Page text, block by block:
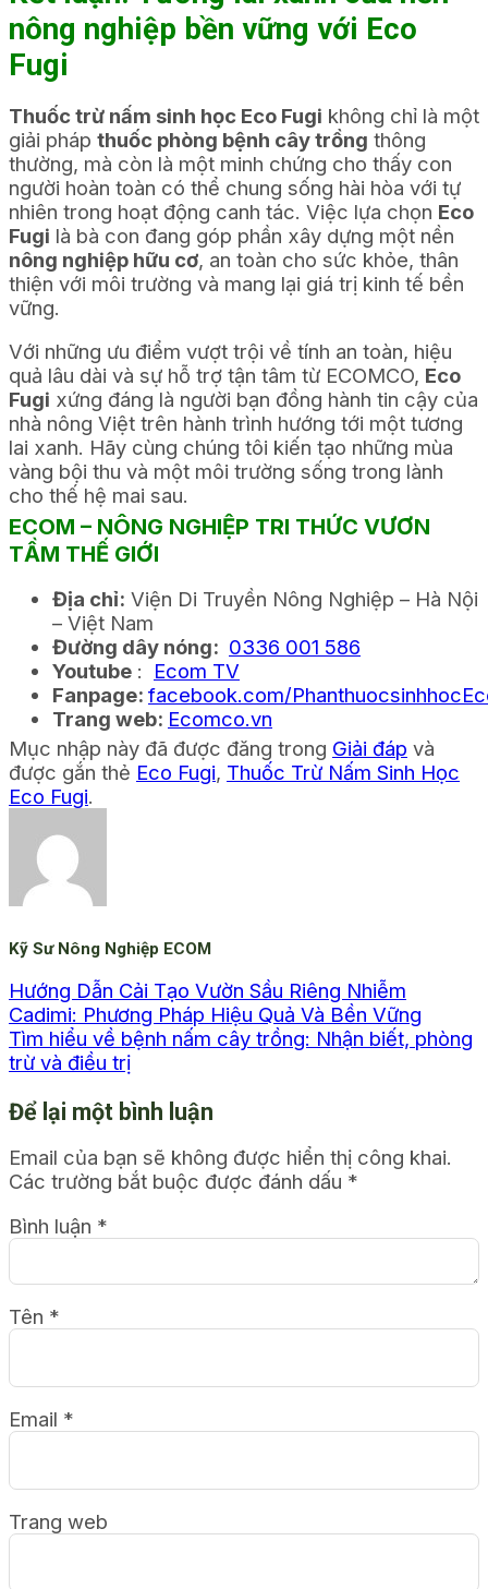
nông nghiệp bền vững với Eco
Fugi
Thuốc trừ nấm sinh học Eco Fugi không chỉ là một
giải pháp thuốc phòng bệnh cây trồng thông
thường, mà còn là một minh chứng cho thấy con
người hoàn toàn có thể chung sống hài hòa với tự
nhiên trong hoạt động canh tác. Việc lựa chọn Eco
Fugi là bà con đang góp phần xây dựng một nền
nông nghiệp hữu cơ, an toàn cho sức khỏe, thân
thiện với môi trường và mang lại giá trị kinh tế bền
vững.
Với những ưu điểm vượt trội về tính an toàn, hiệu
quả lâu dài và sự hỗ trợ tận tâm từ ECOMCO, Eco
Fugi xứng đáng là người bạn đồng hành tin cậy của
nhà nông Việt trên hành trình hướng tới một tương
lai xanh. Hãy cùng chúng tôi kiến tạo những mùa
vàng bội thu và một môi trường sống trong lành
cho thế hệ mai sau.
ECOM – NÔNG NGHIỆP TRI THỨC VƯƠN
TẦM THẾ GIỚI
Địa chỉ: Viện Di Truyền Nông Nghiệp – Hà Nội
– Việt Nam
Đường dây nóng: 0336 001 586
Youtube : Ecom TV
Fanpage: facebook.com/
Trang web: Ecomco.vn
Mục nhập này đã được đăng trong Giải đáp và
được gắn thẻ Eco Fugi, Thuốc Trừ Nấm Sinh Học
Eco Fugi.
Kỹ Sư Nông Nghiệp ECOM
Hướng Dẫn Cải Tạo Vườn Sầu Riêng Nhiễm
Cadimi: Phương Pháp Hiệu Quả Và Bền Vững
Tìm hiểu về bệnh nấm cây trồng: Nhận biết, phòng
trừ và điều trị
Để lại một bình luận
Email của bạn sẽ không được hiển thị công khai.
Các trường bắt buộc được đánh dấu *
Bình luận *
Tên *
Email *
Trang web